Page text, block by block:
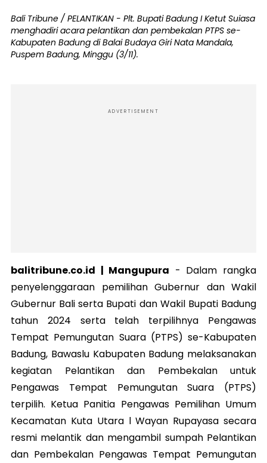
Bali Tribune / PELANTIKAN - Plt. Bupati Badung I Ketut Suiasa
menghadiri acara pelantikan dan pembekalan PTPS se-
Kabupaten Badung di Balai Budaya Giri Nata Mandala,
Puspem Badung, Minggu (3/11).
ADVERTISEMENT
balitribune.co.id | Mangupura - Dalam rangka
penyelenggaraan pemilihan Gubernur dan Wakil
Gubernur Bali serta Bupati dan Wakil Bupati Badung
tahun 2024 serta telah terpilihnya Pengawas
Tempat Pemungutan Suara (PTPS) se-Kabupaten
Badung, Bawaslu Kabupaten Badung melaksanakan
kegiatan Pelantikan dan Pembekalan untuk
Pengawas Tempat Pemungutan Suara (PTPS)
terpilih. Ketua Panitia Pengawas Pemilihan Umum
Kecamatan Kuta Utara l Wayan Rupayasa secara
resmi melantik dan mengambil sumpah Pelantikan
dan Pembekalan Pengawas Tempat Pemungutan